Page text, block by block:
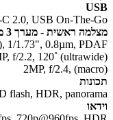
C 2.0, USB On-
ראשית -מערך 3 מצלמות
1/1.73", 0.8µm,
8MP, f/2.2, 120˚
2MP, f/2.4,
LED flash, HDR,